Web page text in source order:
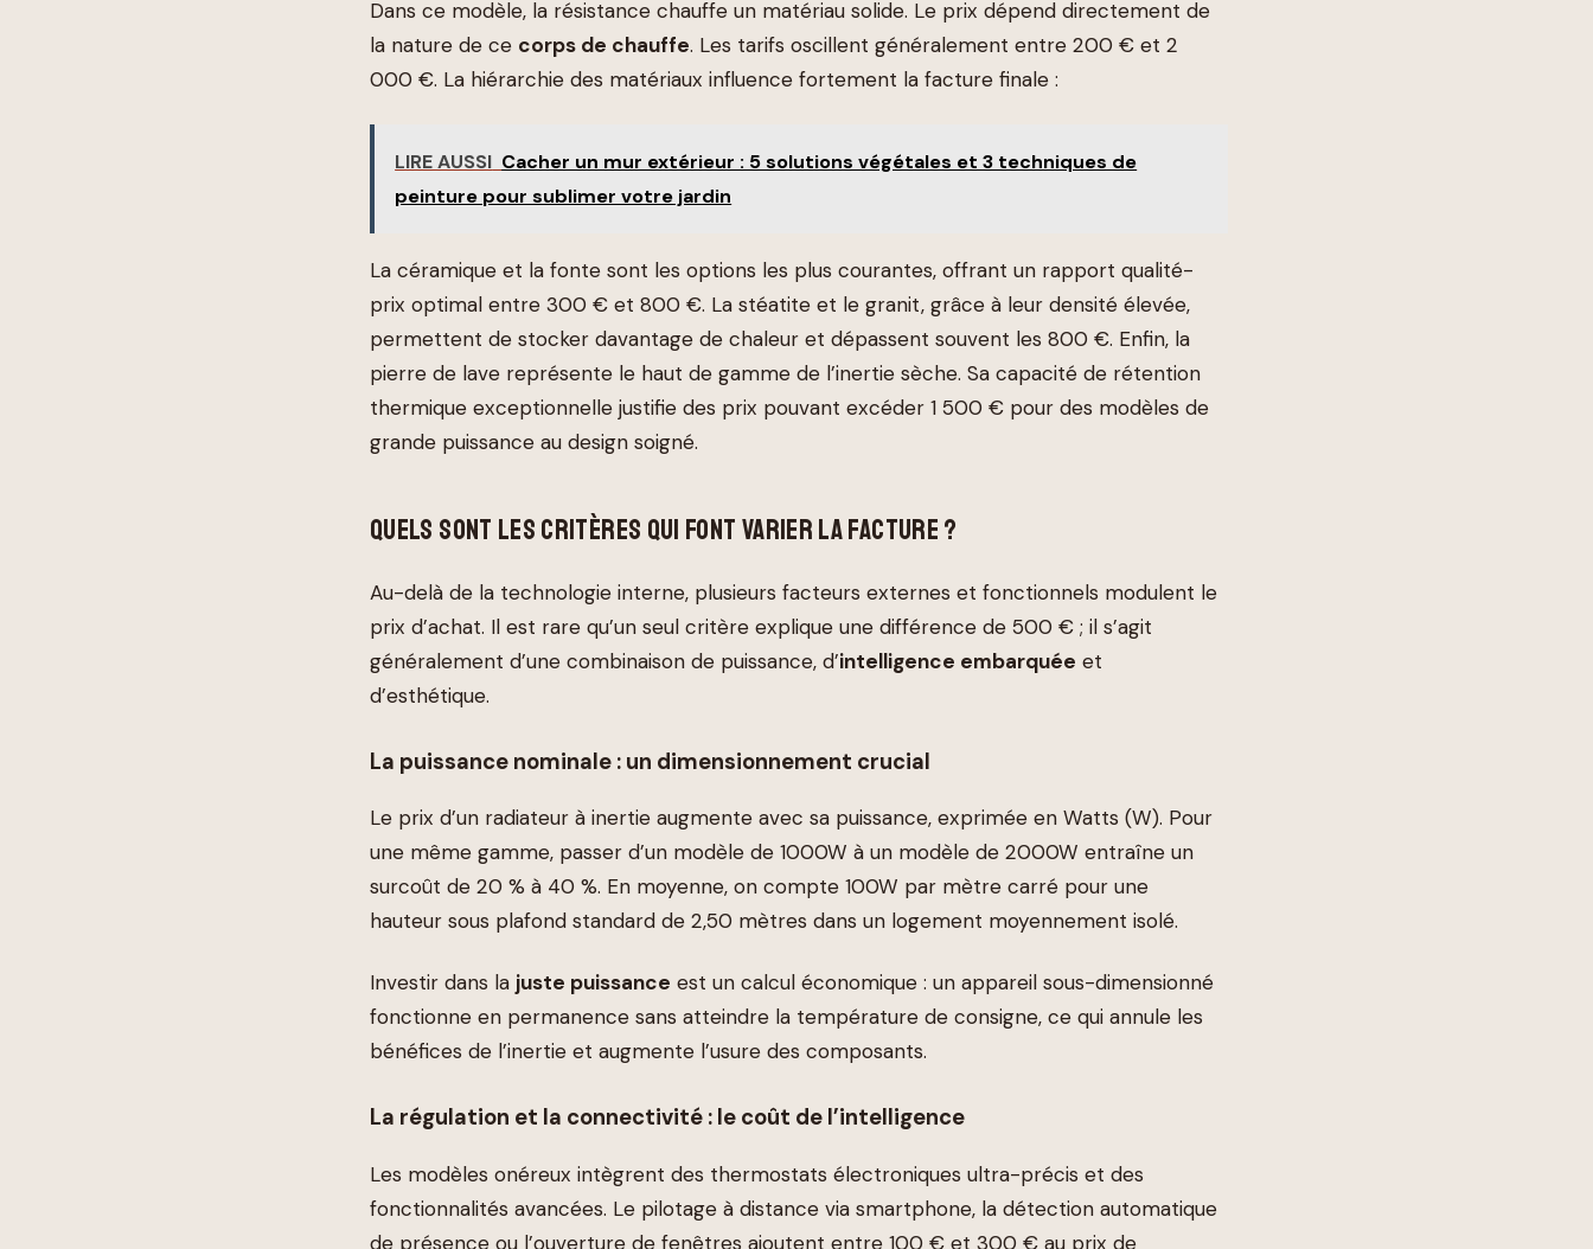
Dans ce modèle, la résistance chauffe un matériau solide. Le prix dépend directement de
la nature de ce corps de chauffe. Les tarifs oscillent généralement entre 200 € et 2
000 €. La hiérarchie des matériaux influence fortement la facture finale :
LIRE AUSSI Cacher un mur extérieur : 5 solutions végétales et 3 techniques de
peinture pour sublimer votre jardin
La céramique et la fonte sont les options les plus courantes, offrant un rapport qualité-
prix optimal entre 300 € et 800 €. La stéatite et le granit, grâce à leur densité élevée,
permettent de stocker davantage de chaleur et dépassent souvent les 800 €. Enfin, la
pierre de lave représente le haut de gamme de l’inertie sèche. Sa capacité de rétention
thermique exceptionnelle justifie des prix pouvant excéder 1 500 € pour des modèles de
grande puissance au design soigné.
QUELS SONT LES CRITÈRES QUI FONT VARIER LA FACTURE ?
Au-delà de la technologie interne, plusieurs facteurs externes et fonctionnels modulent le
prix d’achat. Il est rare qu’un seul critère explique une différence de 500 € ; il s’agit
généralement d’une combinaison de puissance, d’intelligence embarquée et
d’esthétique.
La puissance nominale : un dimensionnement crucial
Le prix d’un radiateur à inertie augmente avec sa puissance, exprimée en Watts (W). Pour
une même gamme, passer d’un modèle de 1000W à un modèle de 2000W entraîne un
surcoût de 20 % à 40 %. En moyenne, on compte 100W par mètre carré pour une
hauteur sous plafond standard de 2,50 mètres dans un logement moyennement isolé.
Investir dans la juste puissance est un calcul économique : un appareil sous-dimensionné
fonctionne en permanence sans atteindre la température de consigne, ce qui annule les
bénéfices de l’inertie et augmente l’usure des composants.
La régulation et la connectivité : le coût de l’intelligence
Les modèles onéreux intègrent des thermostats électroniques ultra-précis et des
fonctionnalités avancées. Le pilotage à distance via smartphone, la détection automatique
de présence ou l’ouverture de fenêtres ajoutent entre 100 € et 300 € au prix de